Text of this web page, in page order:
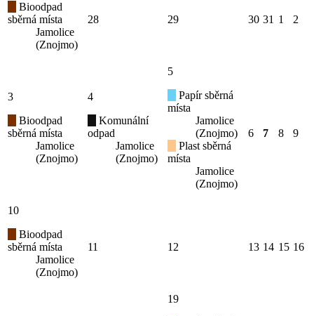
Bioodpad
sběrná místa
Jamolice
(Znojmo)
28 29 30 31 1 2
3
Bioodpad
sběrná místa
Jamolice
(Znojmo)
4
Komunální
odpad
Jamolice
(Znojmo)
5
Papír sběrná
místa
Jamolice
(Znojmo)
Plast sběrná
místa
Jamolice
(Znojmo)
6 7 8 9
10
Bioodpad
sběrná místa
Jamolice
(Znojmo)
11 12 13 14 15 16
19